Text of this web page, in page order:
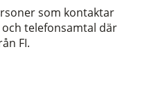
som kontaktar
telefonsamtal där
FI.